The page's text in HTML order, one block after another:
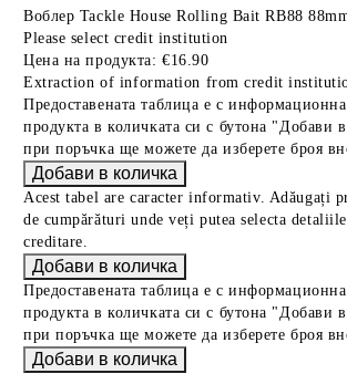
Воблер Tackle House Rolling Bait RB88
Please select credit institution
Цена на продукта: €16.90
Extraction of information from credit
Предоставената таблица е с
продукта в количката си с бутона "Добави
при поръчка ще можете да изберете броя
Acest tabel are caracter informativ. Adăugați
de cumpărături unde veți putea selecta
creditare.
Предоставената таблица е с
продукта в количката си с бутона "Добави
при поръчка ще можете да изберете броя